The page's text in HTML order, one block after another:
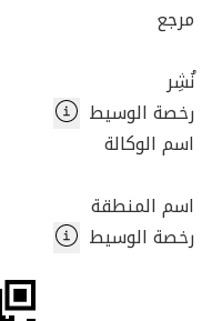
مرجع
نُشِر
رخصة الوسيط
اسم الوكالة
اسم المنطقة
رخصة الوسيط